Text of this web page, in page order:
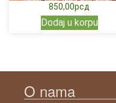
850,00рсд
Dodaj u korpu
O nama